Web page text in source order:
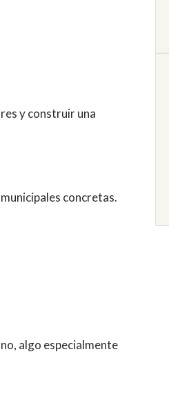
y construir una
concretas.
algo especialmente